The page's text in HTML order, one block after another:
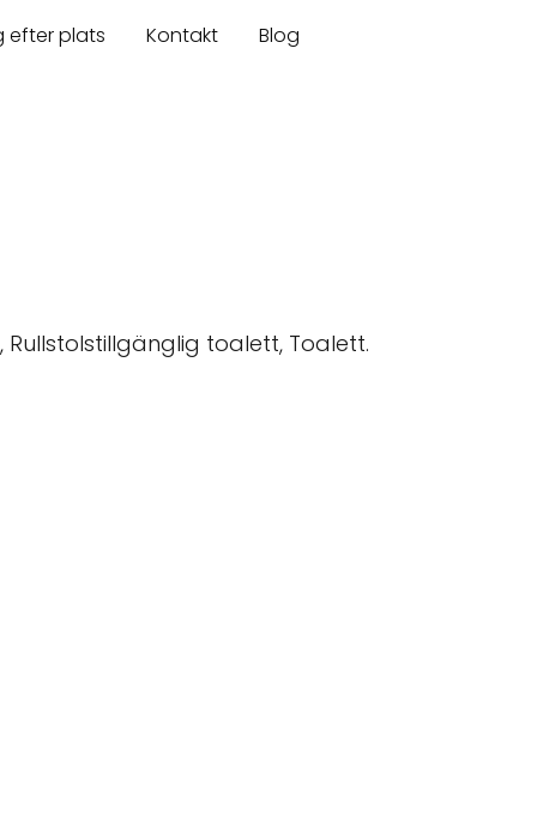
efter plats Kontakt Blog
toalett, Toalett.